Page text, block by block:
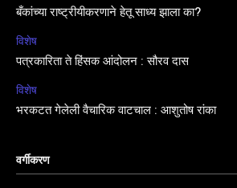
बँकांच्या राष्ट्रीयीकरणाने हेतू साध्य झाला का?
विशेष
पत्रकारिता ते हिंसक आंदोलन : सौरव दास
विशेष
भरकटत गेलेली वैचारिक वाटचाल : आशुतोष रांका
वर्गीकरण